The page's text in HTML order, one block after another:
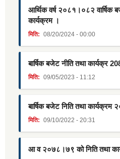
आर्थिक वर्ष २०८१।०८२ वार्षिक
कार्यक्रम ।
मिति: 08/20/2024 - 00:00
बार्षिक बजेट नीति तथा कार्यक्र
मिति: 09/05/2023 - 11:12
बार्षिक बजेट निति तथा कार्यक्रम
मिति: 09/10/2022 - 20:31
आ व २०७८।७९ को निति तथा